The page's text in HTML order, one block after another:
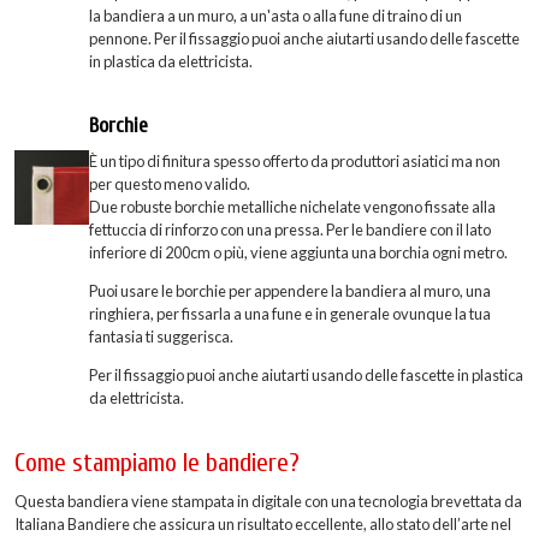
la bandiera a un muro, a un'asta o alla fune di traino di un
pennone. Per il fissaggio puoi anche aiutarti usando delle fascette
in plastica da elettricista.
Borchie
È un tipo di finitura spesso offerto da produttori asiatici ma non
per questo meno valido.
Due robuste borchie metalliche nichelate vengono fissate alla
fettuccia di rinforzo con una pressa. Per le bandiere con il lato
inferiore di 200cm o più, viene aggiunta una borchia ogni metro.
Puoi usare le borchie per appendere la bandiera al muro, una
ringhiera, per fissarla a una fune e in generale ovunque la tua
fantasia ti suggerisca.
Per il fissaggio puoi anche aiutarti usando delle fascette in plastica
da elettricista.
Come stampiamo le bandiere?
Questa bandiera viene stampata in digitale con una tecnologia brevettata da
Italiana Bandiere che assicura un risultato eccellente, allo stato dell’arte nel